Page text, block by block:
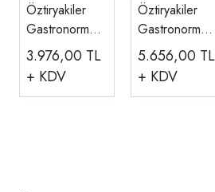
Öztiryakiler
Gastronorm
Küvet, GN
1/1-100 5
Adet
3.976,00 TL
+ KDV
Öztiryakiler
Gastronorm
Küvet, GN
1/1-150 5
Adet
5.656,00 TL
+ KDV